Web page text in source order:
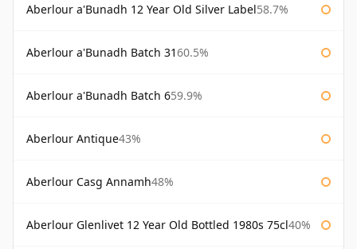
Aberlour a'Bunadh 12 Year Old Silver Label58.7%
Aberlour a'Bunadh Batch 3160.5%
Aberlour a'Bunadh Batch 659.9%
Aberlour Antique43%
Aberlour Casg Annamh48%
Aberlour Glenlivet 12 Year Old Bottled 1980s 75cl40%